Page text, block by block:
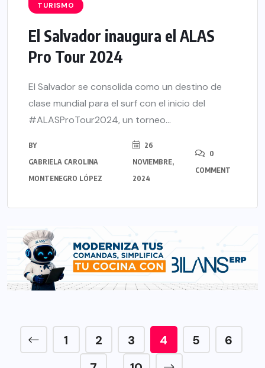
TURISMO
El Salvador inaugura el ALAS
Pro Tour 2024
El Salvador se consolida como un destino de
clase mundial para el surf con el inicio del
#ALASProTour2024, un torneo...
BY
GABRIELA CAROLINA
MONTENEGRO LÓPEZ
26
NOVIEMBRE,
2024
0
COMMENT
1 2 3 4 5
6